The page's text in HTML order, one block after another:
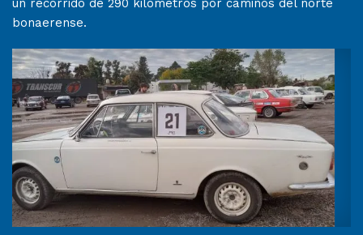
un recorrido de 290 kilómetros por caminos del norte
bonaerense.